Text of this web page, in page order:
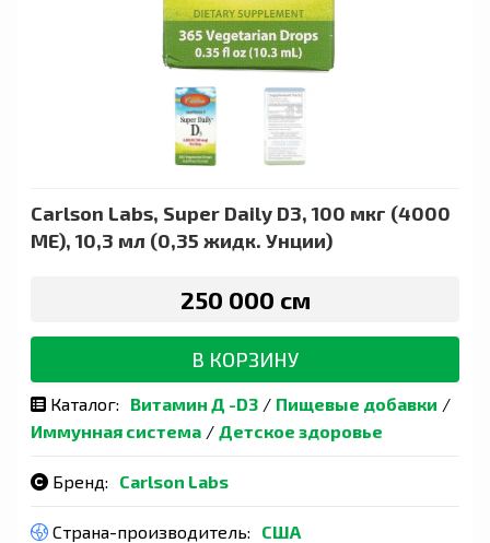
Carlson Labs, Super Daily D3, 100 мкг (4000
МЕ), 10,3 мл (0,35 жидк. Унции)
250 000 сӯм
В КОРЗИНУ
Каталог: Витамин Д -D3 / Пищевые добавки /
Иммунная система / Детское здоровье
Бренд: Carlson Labs
Страна-производитель: США